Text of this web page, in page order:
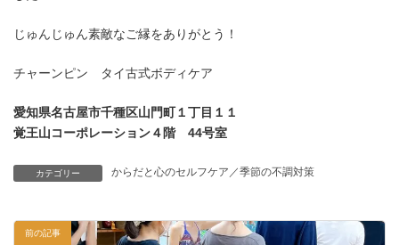
じゅんじゅん素敵なご縁をありがとう！
チャーンピン タイ古式ボディケア
愛知県名古屋市千種区山門町１丁目１１
覚王山コーポレーション４階 44号室
カテゴリー からだと心のセルフケア／季節の不調対策
前の記事